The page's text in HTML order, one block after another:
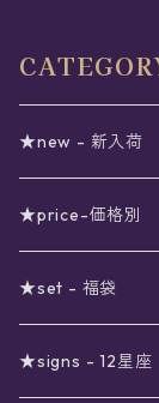
★new - 新入荷
★price-価格別
セール
真夜中のSALE
〜1000円
★set - 福袋
12星座福袋
★signs - 12星座